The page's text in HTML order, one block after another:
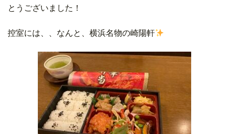
とうございました！
控室には、、なんと、横浜名物の崎陽軒